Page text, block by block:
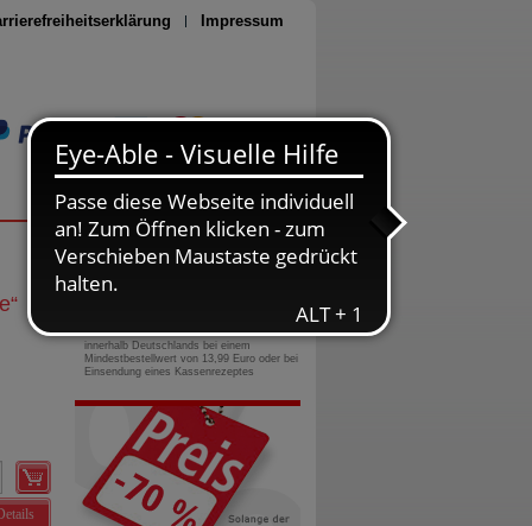
Impressum
Seite drucken
“
0800-10 11 422
gebührenfreie Rufnummer
innerhalb Deutschlands bei einem
Mindestbestellwert von 13,99 Euro oder bei
Einsendung eines Kassenrezeptes